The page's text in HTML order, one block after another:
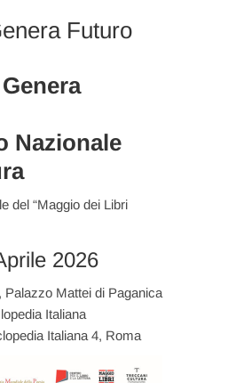
Futuro
Nazionale
del “Maggio dei Libri
2026
Palazzo Mattei di Paganica
Italiana
Italiana 4, Roma